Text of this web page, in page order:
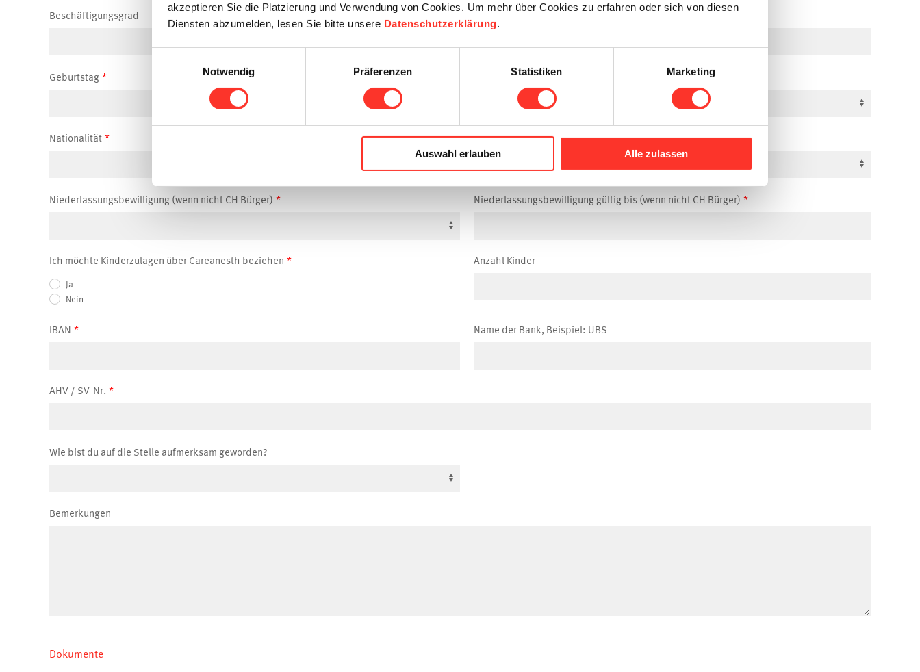
akzeptieren Sie die Platzierung und Verwendung von Cookies. Um mehr über Cookies zu erfahren oder sich von diesen
Diensten abzumelden, lesen Sie bitte unsere Datenschutzerklärung.
Notwendig
Präferenzen Statistiken Marketing
Auswahl erlauben Alle zulassen
Beschäftigungsgrad
Geburtstag Zivilstand
Nationalität
Niederlassungsbewilligung (wenn nicht CH Bürger) Niederlassungsbewilligung gültig bis (wenn nicht CH Bürger)
Ich möchte Kinderzulagen über Careanesth beziehen
Ja
Nein
Anzahl Kinder
IBAN Name der Bank, Beispiel: UBS
AHV / SV-Nr.
Wie bist du auf die Stelle aufmerksam geworden?
Bemerkungen
Dokumente